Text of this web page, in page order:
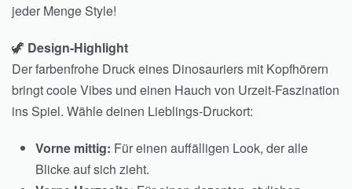
jeder Menge Style!
🦖 Design-Highlight
Der farbenfrohe Druck eines Dinosauriers mit Kopfhörern
bringt coole Vibes und einen Hauch von Urzeit-Faszination
ins Spiel. Wähle deinen Lieblings-Druckort:
Vorne mittig: Für einen auffälligen Look, der alle
Blicke auf sich zieht.